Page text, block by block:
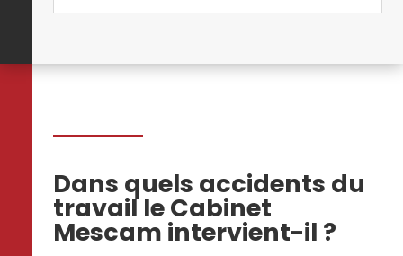
Dans quels accidents du
travail le Cabinet
Mescam intervient-il ?